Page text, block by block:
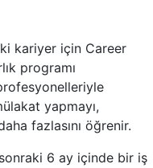
kariyer için Career
programı
yapmayı,
fazlasını öğrenir.
6 ay içinde bir iş